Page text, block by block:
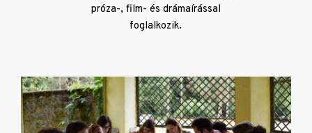
próza-, film- és drámaírással
foglalkozik.